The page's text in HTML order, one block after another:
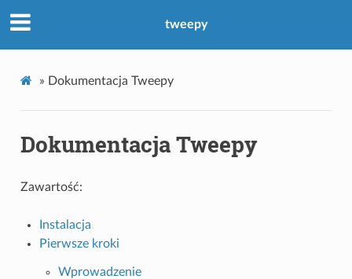
tweepy
» Dokumentacja Tweepy
Dokumentacja Tweepy
Zawartość:
Instalacja
Pierwsze kroki
Wprowadzenie